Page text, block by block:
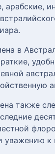
арабские,
в
также
уважению к